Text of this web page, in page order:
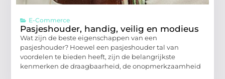
E-Commerce
Pasjeshouder, handig, veilig en modieus
Wat zijn de beste eigenschappen van een
pasjeshouder? Hoewel een pasjeshouder tal van
voordelen te bieden heeft, zijn de belangrijkste
kenmerken de draagbaarheid, de onopmerkzaamheid